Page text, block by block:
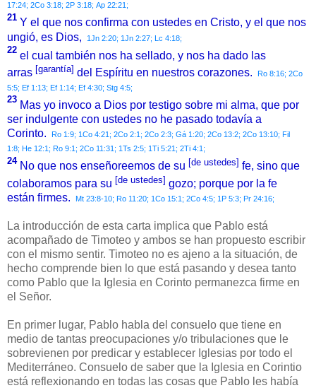
17:24; 2Co 3:18; 2P 3:18; Ap 22:21;
21 Y el que nos confirma con ustedes en Cristo, y el que nos
ungió, es Dios,
1Jn 2:20; 1Jn 2:27; Lc 4:18;
22 el cual también nos ha sellado, y nos ha dado las
arras [garantía] del Espíritu en nuestros corazones. Ro 8:16; 2Co
5:5; Ef 1:13; Ef 1:14; Ef 4:30; Stg 4:5;
23 Mas yo invoco a Dios por testigo sobre mi alma, que por
ser indulgente con ustedes no he pasado todavía a
Corinto.
Ro 1:9; 1Co 4:21; 2Co 2:1; 2Co 2:3; Gá 1:20; 2Co 13:2; 2Co 13:10; Fil
1:8; He 12:1; Ro 9:1; 2Co 11:31; 1Ts 2:5; 1Ti 5:21; 2Ti 4:1;
24 No que nos enseñoreemos de su [de ustedes] fe, sino que
colaboramos para su [de ustedes] gozo; porque por la fe
están firmes.
Mt 23:8-10; Ro 11:20; 1Co 15:1; 2Co 4:5; 1P 5:3; Pr 24:16;
La introducción de esta carta implica que Pablo está
acompañado de Timoteo y ambos se han propuesto escribir
con el mismo sentir. Timoteo no es ajeno a la situación, de
hecho comprende bien lo que está pasando y desea tanto
como Pablo que la Iglesia en Corinto permanezca firme en
el Señor.
En primer lugar, Pablo habla del consuelo que tiene en
medio de tantas preocupaciones y/o tribulaciones que le
sobrevienen por predicar y establecer Iglesias por todo el
Mediterráneo. Consuelo de saber que la Iglesia en Corintio
está reflexionando en todas las cosas que Pablo les había